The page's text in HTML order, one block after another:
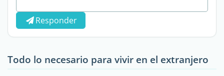
Responder
Todo lo necesario para vivir en el extranjero